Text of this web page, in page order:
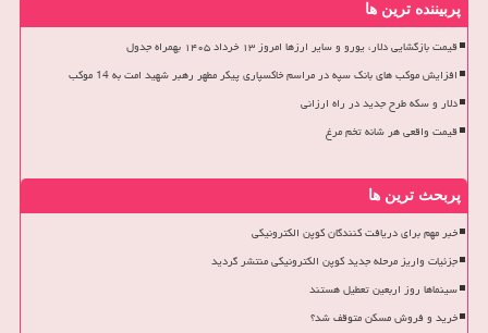
پربیننده ترین ها
قیمت بازگشایی دلار، یورو و سایر ارزها امروز ۱۳ خرداد ۱۴۰۵ بهمراه جدول
افزایش موکب های بانک سپه در مراسم خاکسپاری پیکر مطهر رهبر شهید امت به 14 موکب
دلار و سکه طرح جدید در راه ارزانی
قیمت واقعی هر شانه تخم مرغ
پربحث ترین ها
خبر مهم برای دریافت کنندگان کوپن الکترونیکی
جزئیات واریز مرحله جدید کوپن الکترونیکی منتشر گردید
سینماها روز اربعین تعطیل هستند
خرید و فروش مسکن متوقف شد؟